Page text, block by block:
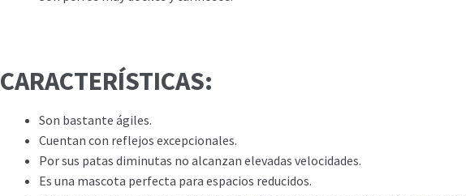
CARACTERÍSTICAS:
Son bastante ágiles.
Cuentan con reflejos excepcionales.
Por sus patas diminutas no alcanzan elevadas velocidades.
Es una mascota perfecta para espacios reducidos.